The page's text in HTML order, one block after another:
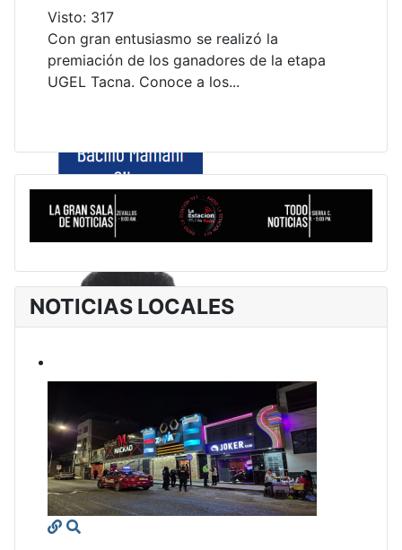
Visto: 317
Con gran entusiasmo se realizó la
premiación de los ganadores de la etapa
UGEL Tacna. Conoce a los...
NOTICIAS LOCALES